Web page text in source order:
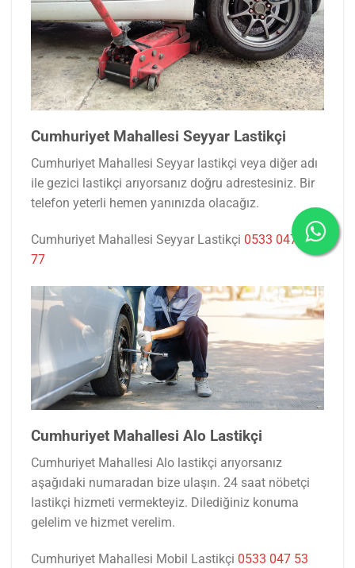
Cumhuriyet Mahallesi Seyyar Lastikçi
Cumhuriyet Mahallesi Seyyar lastikçi veya diğer adı
ile gezici lastikçi arıyorsanız doğru adrestesiniz. Bir
telefon yeterli hemen yanınızda olacağız.
Cumhuriyet Mahallesi Seyyar Lastikçi 0533 047 53
77
Cumhuriyet Mahallesi Alo Lastikçi
Cumhuriyet Mahallesi Alo lastikçi arıyorsanız
aşağıdaki numaradan bize ulaşın. 24 saat nöbetçi
lastikçi hizmeti vermekteyiz. Dilediğiniz konuma
gelelim ve hizmet verelim.
Cumhuriyet Mahallesi Mobil Lastikçi 0533 047 53